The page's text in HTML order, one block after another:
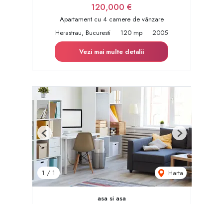
120,000 €
Apartament cu 4 camere de vânzare
Herastrau, Bucuresti
120 mp
2005
Vezi mai multe detalii
1 / 1 Harta
Previous Next
asa si asa